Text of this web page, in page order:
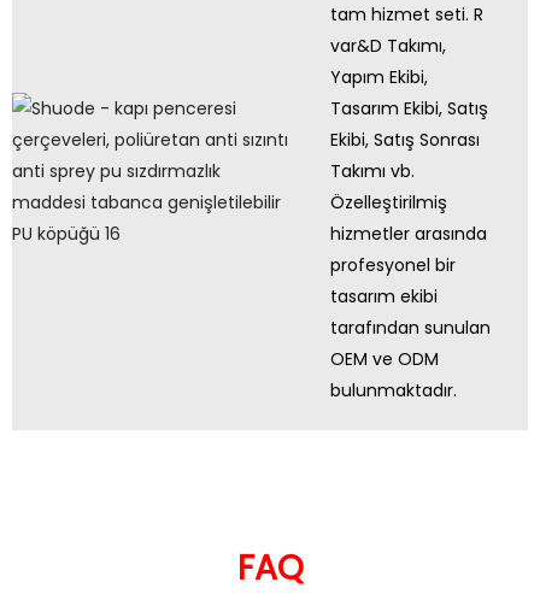
tam hizmet seti. R
var&D Takımı,
Yapım Ekibi,
Tasarım Ekibi, Satış
Ekibi, Satış Sonrası
Takımı vb.
Özelleştirilmiş
hizmetler arasında
profesyonel bir
tasarım ekibi
tarafından sunulan
OEM ve ODM
bulunmaktadır.
FAQ